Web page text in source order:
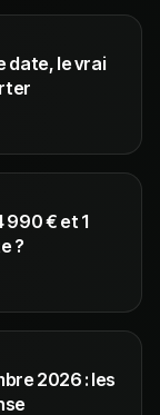
date, le vrai
990 € et 1
?
2026 : les